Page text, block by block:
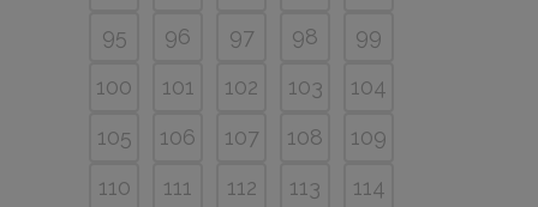
95
96 97 98
99
100
101 102 103
104
105
106 107 108
109
110
111 112 113
114